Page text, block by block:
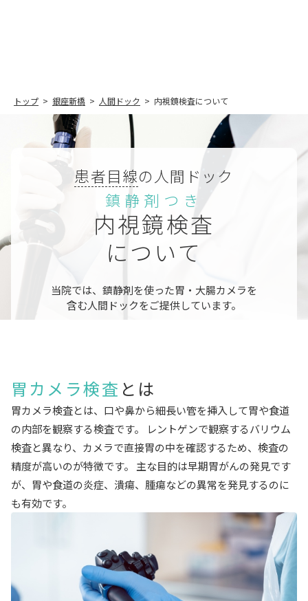
トップ 銀座新橋 人間ドック 内視鏡検査について
患者目線の人間ドック
鎮静剤つき
内視鏡検査
について
当院では、鎮静剤を使った胃・大腸カメラを
含む人間ドックをご提供しています。
胃カメラ検査 とは
胃カメラ検査とは、口や鼻から細長い管を挿入して胃や食道
の内部を観察する検査です。 レントゲンで観察するバリウム
検査と異なり、カメラで直接胃の中を確認するため、検査の
精度が高いのが特徴です。 主な目的は早期胃がんの発見です
が、胃や食道の炎症、潰瘍、腫瘍などの異常を発見するのに
も有効です。